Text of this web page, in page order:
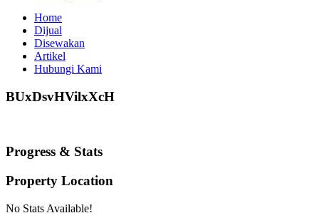
Home
Dijual
Disewakan
Artikel
Hubungi Kami
BUxDsvHVilxXcH
Progress & Stats
Property Location
No Stats Available!